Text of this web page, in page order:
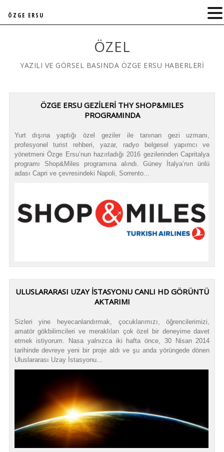
ÖZEL
YAZILI VE GÖRSEL BASINDA ÖZGE ERSU HABERLERİ
ÖZGE ERSU GEZİLERİ THY SHOP&MILES
PROGRAMINDA
Yurt dışına yaptığı özel geziler ile tanınan gezi uzmanı,
profesyonel turist rehberi, yazar, radyo belgesel yapımcı ve
yönetmeni Özge Ersu’nun hazırladığı 2016 gezilerinden Capritalya
programı Shop&Miles programına alındı. Güney İtalya’nın ünlü
adası Capri ve çevresindeki Napoli, Sorrento...
ULUSLARARASI UZAY İSTASYONU CANLI HD GÖRÜNTÜ
AKTARIMI
Sizleri yine heyecanlandırmak, çocuklarımızı, öğrencilerimizi,
amatör gökbilimcileri ve meraklıları çok özel bir deneyime davet
etmek istiyorum. Nasa yalnızca iki hafta önce, 30 Nisan 2014
tarihinde devreye yeni bir proje aldı ve şu anda yörüngede dönen
Uluslararası Uzay İstasyonu...
ÖZGE ERSU